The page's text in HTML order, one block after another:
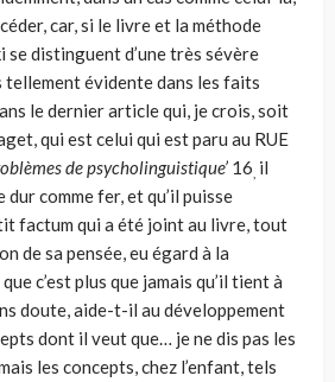
car, si le livre et la méthode
distinguent d’une très sévère
tellement évidente dans les faits
le dernier article qui, je crois, soit
qui est celui qui est paru au RUE
de psycholinguis­tique’ 16 il
dur comme fer, et qu’il puisse
factum qui a été joint au livre, tout
de sa pen­sée, eu égard à la
c’est plus que jamais qu’il tient à
doute, aide-t-il au développement
dont il veut que… je ne dis pas les
les concepts, chez l’enfant, tels